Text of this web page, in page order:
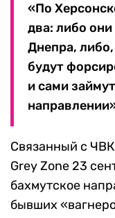
«По
два: либо
Днепра,
будут
и сами
Связанный с
Grey Zone 23
бахмутское
бывших